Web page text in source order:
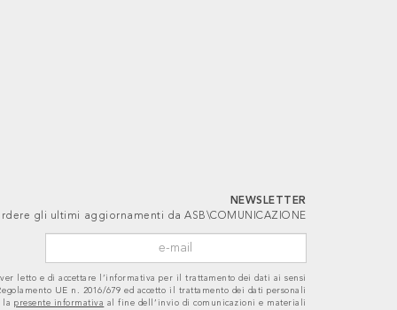
NEWSLETTER
gli ultimi aggiornamenti da ASB\COMUNICAZIONE
letto e di accettare l’informativa per il trattamento dei dati ai sensi
UE n. 2016/679 ed accetto il trattamento dei dati personali
lapresente informativa al fine dell’invio di comunicazioni e materiali